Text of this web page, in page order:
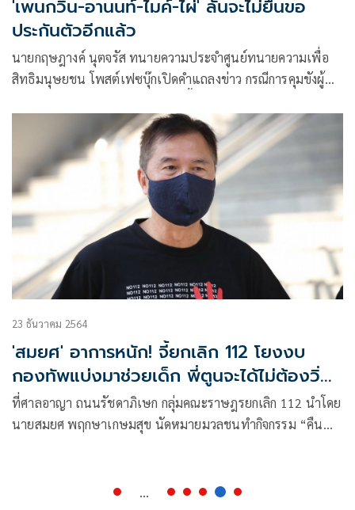
'เพนกวิน-อานนท์-ไมค์-ไผ่' ลั่นจะไม่ยื่นขอ
ประกันตัวอีกแล้ว
นายกฤษฎางค์ นุตจรัส ทนายความประจำศูนย์ทนายความเพื่อ
สิทธิมนุษยชน โพสต์เฟซบุ๊กเปิดคำแถลงข่าว กรณีการคุมขังผู้
23 ธันวาคม 2564
'สมยศ' อาการหนัก! จี้ยกเลิก 112 โยงงบ
กองทัพแบ่งมาช่วยเด็ก พี่ตูนจะได้ไม่ต้องวิ่ง
ให้เหนื่อย
ที่ศาลอาญา ถนนรัชดาภิเษก กลุ่มคณะราษฎรยกเลิก 112 นำโดย
นายสมยศ พฤกษาเกษมสุข นัดหมายมวลชนทำกิจกรรม “คืน
...